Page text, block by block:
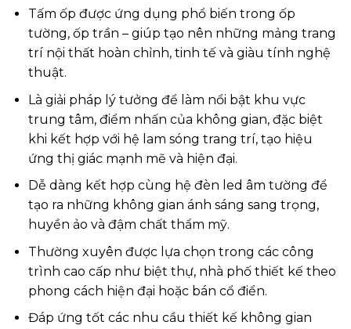
Tấm ốp được ứng dụng phổ biến trong ốp
tường, ốp trần – giúp tạo nên những mảng trang
trí nội thất hoàn chỉnh, tinh tế và giàu tính nghệ
thuật.
Là giải pháp lý tưởng để làm nổi bật khu vực
trung tâm, điểm nhấn của không gian, đặc biệt
khi kết hợp với hệ lam sóng trang trí, tạo hiệu
ứng thị giác mạnh mẽ và hiện đại.
Dễ dàng kết hợp cùng hệ đèn led âm tường để
tạo ra những không gian ánh sáng sang trọng,
huyền ảo và đậm chất thẩm mỹ.
Thường xuyên được lựa chọn trong các công
trình cao cấp như biệt thự, nhà phố thiết kế theo
phong cách hiện đại hoặc bán cổ điển.
Đáp ứng tốt các nhu cầu thiết kế không gian